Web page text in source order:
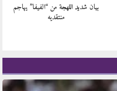
بيان شديد اللهجة من “الفيفا” يهاجم
منتقديه